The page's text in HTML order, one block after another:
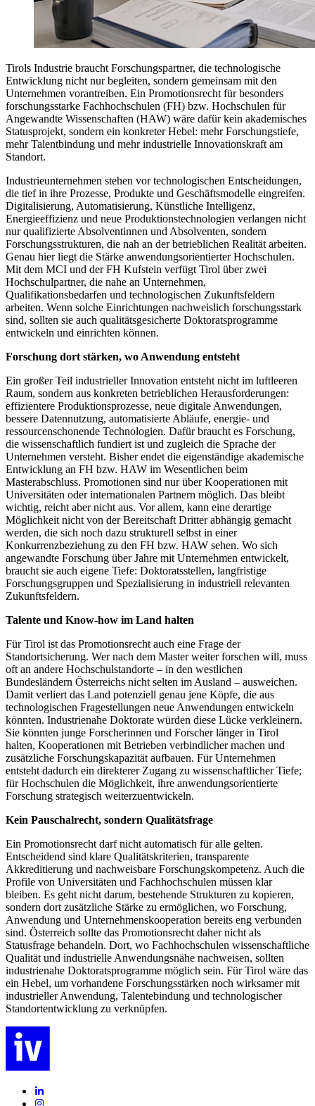
Tirols Industrie braucht Forschungspartner, die technologische
Entwicklung nicht nur begleiten, sondern gemeinsam mit den
Unternehmen vorantreiben. Ein Promotionsrecht für besonders
forschungsstarke Fachhochschulen (FH) bzw. Hochschulen für
Angewandte Wissenschaften (HAW) wäre dafür kein akademisches
Statusprojekt, sondern ein konkreter Hebel: mehr Forschungstiefe,
mehr Talentbindung und mehr industrielle Innovationskraft am
Standort.
Industrieunternehmen stehen vor technologischen Entscheidungen,
die tief in ihre Prozesse, Produkte und Geschäftsmodelle eingreifen.
Digitalisierung, Automatisierung, Künstliche Intelligenz,
Energieeffizienz und neue Produktionstechnologien verlangen nicht
nur qualifizierte Absolventinnen und Absolventen, sondern
Forschungsstrukturen, die nah an der betrieblichen Realität arbeiten.
Genau hier liegt die Stärke anwendungsorientierter Hochschulen.
Mit dem MCI und der FH Kufstein verfügt Tirol über zwei
Hochschulpartner, die nahe an Unternehmen,
Qualifikationsbedarfen und technologischen Zukunftsfeldern
arbeiten. Wenn solche Einrichtungen nachweislich forschungsstark
sind, sollten sie auch qualitätsgesicherte Doktoratsprogramme
entwickeln und einrichten können.
Forschung dort stärken, wo Anwendung entsteht
Ein großer Teil industrieller Innovation entsteht nicht im luftleeren
Raum, sondern aus konkreten betrieblichen Herausforderungen:
effizientere Produktionsprozesse, neue digitale Anwendungen,
bessere Datennutzung, automatisierte Abläufe, energie- und
ressourcenschonende Technologien. Dafür braucht es Forschung,
die wissenschaftlich fundiert ist und zugleich die Sprache der
Unternehmen versteht. Bisher endet die eigenständige akademische
Entwicklung an FH bzw. HAW im Wesentlichen beim
Masterabschluss. Promotionen sind nur über Kooperationen mit
Universitäten oder internationalen Partnern möglich. Das bleibt
wichtig, reicht aber nicht aus. Vor allem, kann eine derartige
Möglichkeit nicht von der Bereitschaft Dritter abhängig gemacht
werden, die sich noch dazu strukturell selbst in einer
Konkurrenzbeziehung zu den FH bzw. HAW sehen. Wo sich
angewandte Forschung über Jahre mit Unternehmen entwickelt,
braucht sie auch eigene Tiefe: Doktoratsstellen, langfristige
Forschungsgruppen und Spezialisierung in industriell relevanten
Zukunftsfeldern.
Talente und Know-how im Land halten
Für Tirol ist das Promotionsrecht auch eine Frage der
Standortsicherung. Wer nach dem Master weiter forschen will, muss
oft an andere Hochschulstandorte – in den westlichen
Bundesländern Österreichs nicht selten im Ausland – ausweichen.
Damit verliert das Land potenziell genau jene Köpfe, die aus
technologischen Fragestellungen neue Anwendungen entwickeln
könnten. Industrienahe Doktorate würden diese Lücke verkleinern.
Sie könnten junge Forscherinnen und Forscher länger in Tirol
halten, Kooperationen mit Betrieben verbindlicher machen und
zusätzliche Forschungskapazität aufbauen. Für Unternehmen
entsteht dadurch ein direkterer Zugang zu wissenschaftlicher Tiefe;
für Hochschulen die Möglichkeit, ihre anwendungsorientierte
Forschung strategisch weiterzuentwickeln.
Kein Pauschalrecht, sondern Qualitätsfrage
Ein Promotionsrecht darf nicht automatisch für alle gelten.
Entscheidend sind klare Qualitätskriterien, transparente
Akkreditierung und nachweisbare Forschungskompetenz. Auch die
Profile von Universitäten und Fachhochschulen müssen klar
bleiben. Es geht nicht darum, bestehende Strukturen zu kopieren,
sondern dort zusätzliche Stärke zu ermöglichen, wo Forschung,
Anwendung und Unternehmenskooperation bereits eng verbunden
sind. Österreich sollte das Promotionsrecht daher nicht als
Statusfrage behandeln. Dort, wo Fachhochschulen wissenschaftliche
Qualität und industrielle Anwendungsnähe nachweisen, sollten
industrienahe Doktoratsprogramme möglich sein. Für Tirol wäre das
ein Hebel, um vorhandene Forschungsstärken noch wirksamer mit
industrieller Anwendung, Talentebindung und technologischer
Standortentwicklung zu verknüpfen.